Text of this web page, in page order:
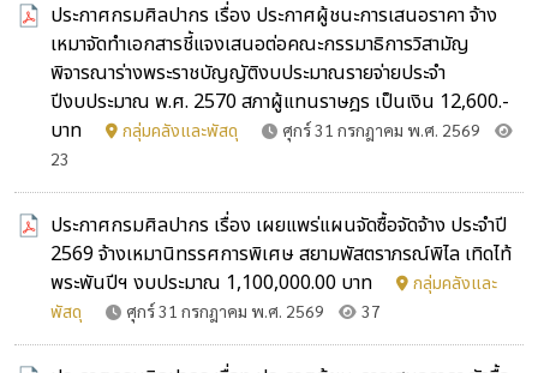
ประกาศกรมศิลปากร เรื่อง ประกาศผู้ชนะการเสนอราคา จ้าง
เหมาจัดทำเอกสารชี้แจงเสนอต่อคณะกรรมาธิการวิสามัญ
พิจารณาร่างพระราชบัญญัติงบประมาณรายจ่ายประจำ
ปีงบประมาณ พ.ศ. 2570 สภาผู้แทนราษฎร เป็นเงิน 12,600.-
บาท
กลุ่มคลังและพัสดุ
ศุกร์ 31 กรกฎาคม พ.ศ. 2569
23
ประกาศกรมศิลปากร เรื่อง เผยแพร่แผนจัดซื้อจัดจ้าง ประจำปี
2569 จ้างเหมานิทรรศการพิเศษ สยามพัสตราภรณ์พิไล เทิดไท้
พระพันปีฯ งบประมาณ 1,100,000.00 บาท
กลุ่มคลังและ
พัสดุ
ศุกร์ 31 กรกฎาคม พ.ศ. 2569 37